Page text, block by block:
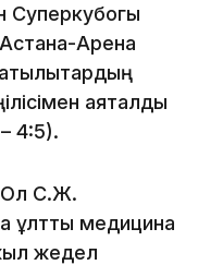
Суперкубогы
Арена
аяқталды
– 4:5).
Ол С.Ж.
ұлттық медицина
жедел